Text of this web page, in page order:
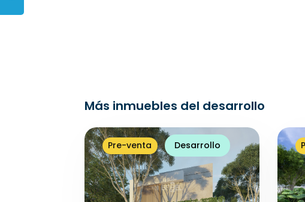
Más inmuebles del desarrollo
Pre-venta Desarrollo